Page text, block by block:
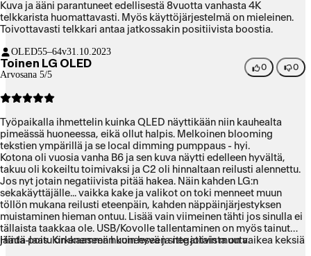
Kuva ja ääni parantuneet edellisestä 8vuotta vanhasta 4K
telkkarista huomattavasti. Myös käyttöjärjestelmä on mieleinen.
Toivottavasti telkkari antaa jatkossakin positiivista boostia.
OLED55–64v31.10.2023
Toinen LG OLED
Arvosana 5/5
0 0
Työpaikalla ihmettelin kuinka QLED näyttikään niin kauhealta
pimeässä huoneessa, eikä ollut halpis. Melkoinen blooming
tekstien ympärillä ja se local dimming pumppaus - hyi.
Kotona oli vuosia vanha B6 ja sen kuva näytti edelleen hyvältä,
takuu oli kokeiltu toimivaksi ja C2 oli hinnaltaan reilusti alennettu.
Jos nyt jotain negatiivista pitää hakea. Näin kahden LG:n
sekakäyttäjälle... vaikka kake ja valikot on toki menneet muun
töllön mukana reilusti eteenpäin, kahden näppäinjärjestyksen
muistaminen hieman ontuu. Lisää vain viimeinen tähti jos sinulla ei
tällaista taakkaa ole. USB/Kovolle tallentaminen on myös tainut
jäädä pois. Kirkkaaseen huoneeseen sitte jotain muuta.
Hinta-laatu on enemmän kuin hyvä ja negatiivista on vaikea keksiä